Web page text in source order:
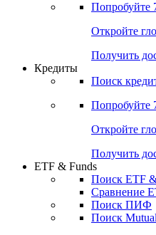
Попробуйте
Откройте
Получить
Кредиты
Поиск
Попробуйте
Откройте
Получить
ETF & Funds
Поиск ETF
Сравнение
Поиск ПИФ
Поиск